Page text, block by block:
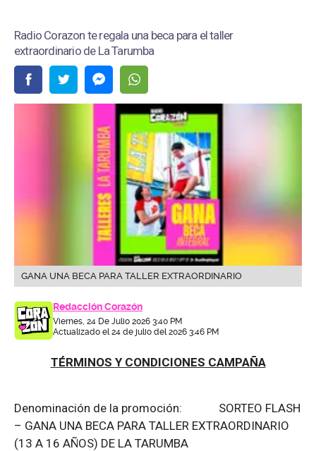
Radio Corazon te regala una beca para el taller
extraordinario de La Tarumba
GANA UNA BECA PARA TALLER EXTRAORDINARIO
Redacción Corazón
Viernes, 24 De Julio 2026 3:40 PM
Actualizado el 24 de julio del 2026 3:46 PM
TÉRMINOS Y CONDICIONES CAMPAÑA
Denominación de la promoción: SORTEO FLASH
– GANA UNA BECA PARA TALLER EXTRAORDINARIO
(13 A 16 AÑOS) DE LA TARUMBA